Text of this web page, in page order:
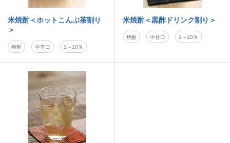
米焼酎＜ホットこんぶ茶割り
＞
焼酎 中辛口 1～10％
米焼酎＜黒酢ドリンク割り＞
焼酎 中甘口 1～10％